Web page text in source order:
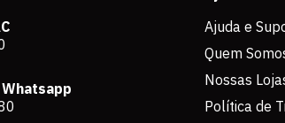
Ajuda e
Quem
Nossas
Política de